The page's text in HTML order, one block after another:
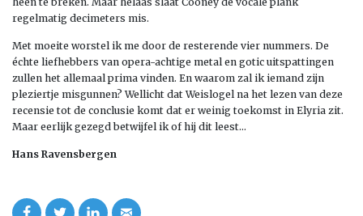
regelmatig decimeters mis.
Met moeite worstel ik me door de resterende vier nummers. De
échte liefhebbers van opera-achtige metal en gotic uitspattingen
zullen het allemaal prima vinden. En waarom zal ik iemand zijn
pleziertje misgunnen? Wellicht dat Weislogel na het lezen van deze
recensie tot de conclusie komt dat er weinig toekomst in Elyria zit.
Maar eerlijk gezegd betwijfel ik of hij dit leest…
Hans Ravensbergen